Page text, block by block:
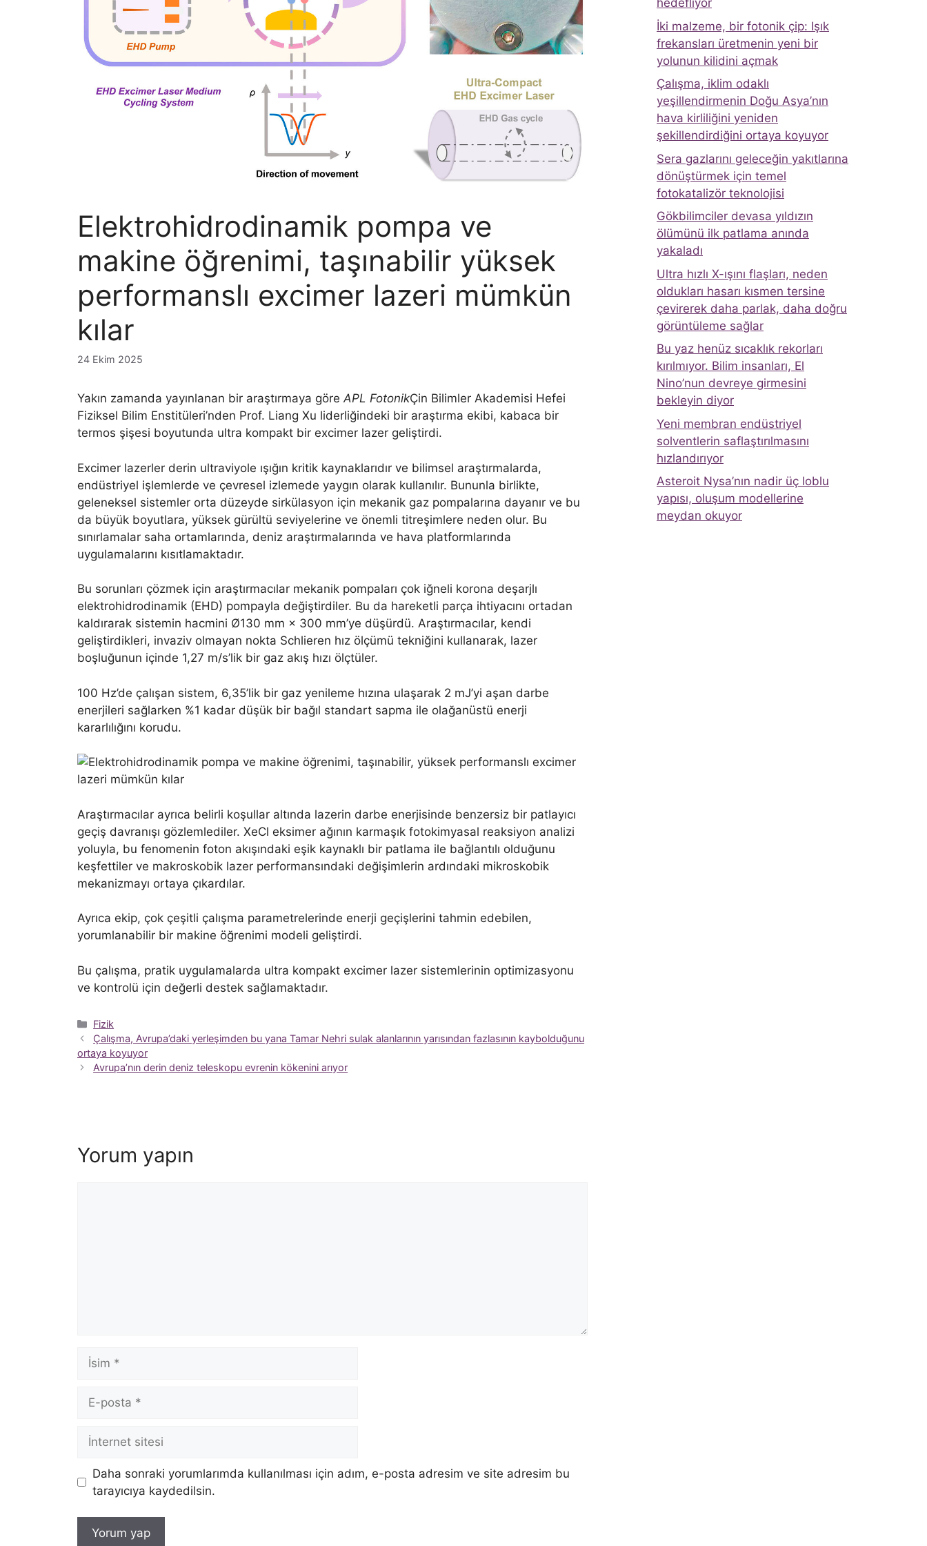
Elektrohidrodinamik pompa ve
makine öğrenimi, taşınabilir yüksek
performanslı excimer lazeri mümkün
kılar
24 Ekim 2025
Yakın zamanda yayınlanan bir araştırmaya göreAPL FotonikÇin Bilimler Akademisi Hefei
Fiziksel Bilim Enstitüleri’nden Prof. Liang Xu liderliğindeki bir araştırma ekibi, kabaca bir
termos şişesi boyutunda ultra kompakt bir excimer lazer geliştirdi.
Excimer lazerler derin ultraviyole ışığın kritik kaynaklarıdır ve bilimsel araştırmalarda,
endüstriyel işlemlerde ve çevresel izlemede yaygın olarak kullanılır. Bununla birlikte,
geleneksel sistemler orta düzeyde sirkülasyon için mekanik gaz pompalarına dayanır ve bu
da büyük boyutlara, yüksek gürültü seviyelerine ve önemli titreşimlere neden olur. Bu
sınırlamalar saha ortamlarında, deniz araştırmalarında ve hava platformlarında
uygulamalarını kısıtlamaktadır.
Bu sorunları çözmek için araştırmacılar mekanik pompaları çok iğneli korona deşarjlı
elektrohidrodinamik (EHD) pompayla değiştirdiler. Bu da hareketli parça ihtiyacını ortadan
kaldırarak sistemin hacmini Ø130 mm × 300 mm’ye düşürdü. Araştırmacılar, kendi
geliştirdikleri, invaziv olmayan nokta Schlieren hız ölçümü tekniğini kullanarak, lazer
boşluğunun içinde 1,27 m/s’lik bir gaz akış hızı ölçtüler.
100 Hz’de çalışan sistem, 6,35’lik bir gaz yenileme hızına ulaşarak 2 mJ’yi aşan darbe
enerjileri sağlarken %1 kadar düşük bir bağıl standart sapma ile olağanüstü enerji
kararlılığını korudu.
Araştırmacılar ayrıca belirli koşullar altında lazerin darbe enerjisinde benzersiz bir patlayıcı
geçiş davranışı gözlemlediler. XeCl eksimer ağının karmaşık fotokimyasal reaksiyon analizi
yoluyla, bu fenomenin foton akışındaki eşik kaynaklı bir patlama ile bağlantılı olduğunu
keşfettiler ve makroskobik lazer performansındaki değişimlerin ardındaki mikroskobik
mekanizmayı ortaya çıkardılar.
Ayrıca ekip, çok çeşitli çalışma parametrelerinde enerji geçişlerini tahmin edebilen,
yorumlanabilir bir makine öğrenimi modeli geliştirdi.
Bu çalışma, pratik uygulamalarda ultra kompakt excimer lazer sistemlerinin optimizasyonu
ve kontrolü için değerli destek sağlamaktadır.
Kategoriler
Fizik
Çalışma, Avrupa’daki yerleşimden bu yana Tamar Nehri sulak alanlarının yarısından fazlasının kaybolduğunu
ortaya koyuyor
Avrupa’nın derin deniz teleskopu evrenin kökenini arıyor
Yorum yapın
İsim
posta
İnternet
sitesi
Daha sonraki yorumlarımda kullanılması için adım, e-posta adresim ve site adresim bu
tarayıcıya kaydedilsin.
hedefliyor
İki malzeme, bir fotonik çip: Işık
frekansları üretmenin yeni bir
yolunun kilidini açmak
Çalışma, iklim odaklı
yeşillendirmenin Doğu Asya’nın
hava kirliliğini yeniden
şekillendirdiğini ortaya koyuyor
Sera gazlarını geleceğin yakıtlarına
dönüştürmek için temel
fotokatalizör teknolojisi
Gökbilimciler devasa yıldızın
ölümünü ilk patlama anında
yakaladı
Ultra hızlı X-ışını flaşları, neden
oldukları hasarı kısmen tersine
çevirerek daha parlak, daha doğru
görüntüleme sağlar
Bu yaz henüz sıcaklık rekorları
kırılmıyor. Bilim insanları, El
Nino’nun devreye girmesini
bekleyin diyor
Yeni membran endüstriyel
solventlerin saflaştırılmasını
hızlandırıyor
Asteroit Nysa’nın nadir üç loblu
yapısı, oluşum modellerine
meydan okuyor